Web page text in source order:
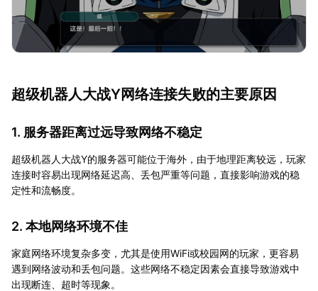
超级机器人大战Y网络连接失败的主要原因
1. 服务器距离过远导致网络不稳定
超级机器人大战Y的服务器可能位于海外，由于地理距离较远，玩家
连接时容易出现网络延迟高、丢包严重等问题，直接影响游戏的稳
定性和流畅度。
2. 本地网络环境不佳
家庭网络环境复杂多变，尤其是使用WiFi或校园网的玩家，更容易
遇到网络波动和丢包问题。这些网络不稳定因素会直接导致游戏中
出现断连、超时等现象。